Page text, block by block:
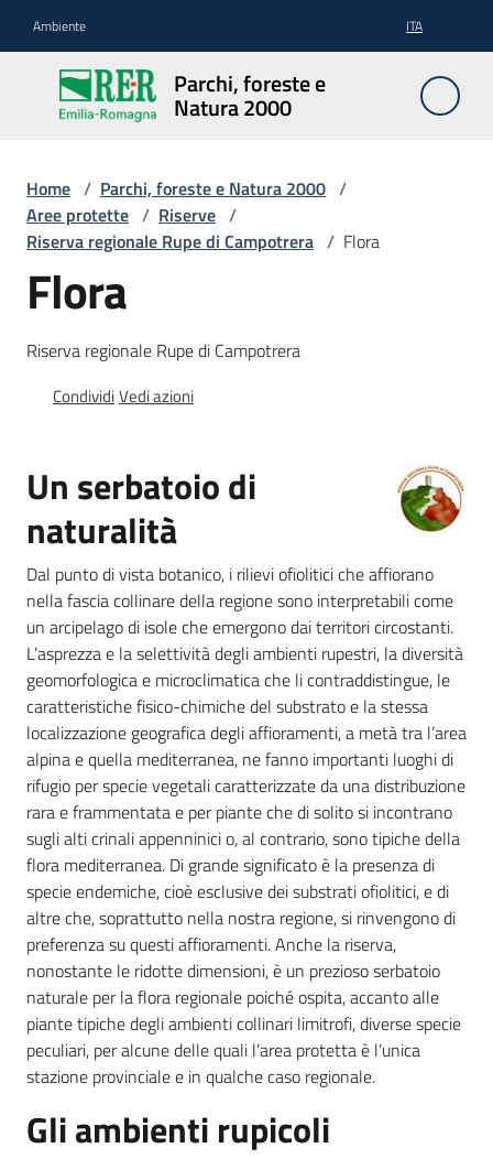
Ambiente ITA
Parchi, foreste e
Natura 2000
Parchi,
foreste
e
2000
Aree
Protette
Rete
Foreste
Biodiversità
Consultazione
Seguici
su
Ambiente
Home / Parchi, foreste e Natura 2000 /
Aree protette / Riserve /
Riserva regionale Rupe di Campotrera / Flora
Flora
Riserva regionale Rupe di Campotrera
CondividiVedi azioni
Un serbatoio di
naturalità
Dal punto di vista botanico, i rilievi ofiolitici che affiorano
nella fascia collinare della regione sono interpretabili come
un arcipelago di isole che emergono dai territori circostanti.
L’asprezza e la selettività degli ambienti rupestri, la diversità
geomorfologica e microclimatica che li contraddistingue, le
caratteristiche fisico-chimiche del substrato e la stessa
localizzazione geografica degli affioramenti, a metà tra l’area
alpina e quella mediterranea, ne fanno importanti luoghi di
rifugio per specie vegetali caratterizzate da una distribuzione
rara e frammentata e per piante che di solito si incontrano
sugli alti crinali appenninici o, al contrario, sono tipiche della
flora mediterranea. Di grande significato è la presenza di
specie endemiche, cioè esclusive dei substrati ofiolitici, e di
altre che, soprattutto nella nostra regione, si rinvengono di
preferenza su questi affioramenti. Anche la riserva,
nonostante le ridotte dimensioni, è un prezioso serbatoio
naturale per la flora regionale poiché ospita, accanto alle
piante tipiche degli ambienti collinari limitrofi, diverse specie
peculiari, per alcune delle quali l’area protetta è l’unica
stazione provinciale e in qualche caso regionale.
Gli ambienti rupicoli